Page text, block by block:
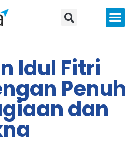
Idul Fitri
Penuh
dan